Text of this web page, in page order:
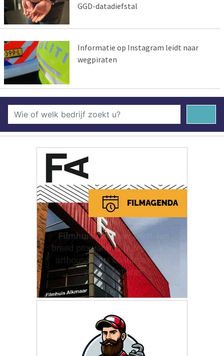
GGD-datadiefstal
Informatie op Instagram leidt naar
wegpiraten